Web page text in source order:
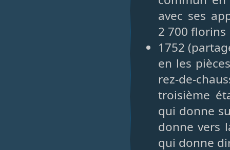
avec ses
2 700 florins
1752
en les
rez-de-
troisième
qui donne
donne vers
qui donne